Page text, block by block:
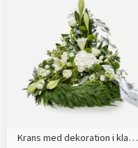
Krans med dekoration i klassisk stil og bånd creme